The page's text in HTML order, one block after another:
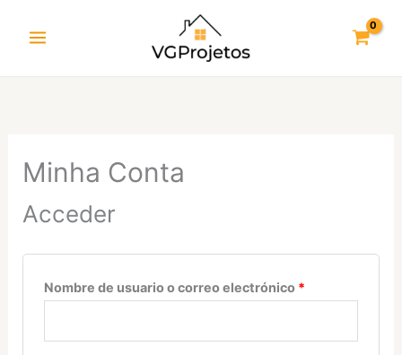
Minha Conta
Acceder
Nombre de usuario o correo electrónico *